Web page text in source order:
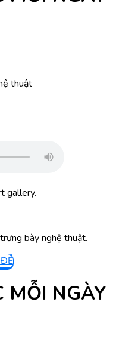
thuật
gallery.
bày nghệ thuật.
MỖI NGÀY